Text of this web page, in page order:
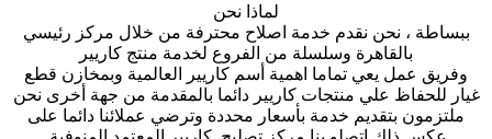
لماذا نحن
ببساطة ، نحن نقدم خدمة اصلاح محترفة من خلال مركز رئيسي
بالقاهرة وسلسلة من الفروع لخدمة منتج كاريير
وفريق عمل يعي تماما اهمية أسم كاريير العالمية وبمخازن قطع
غيار للحفاظ علي منتجات كاريير دائما بالمقدمة من جهة أخرى نحن
ملتزمون بتقديم خدمة بأسعار محددة وترضي عملائنا دائما على